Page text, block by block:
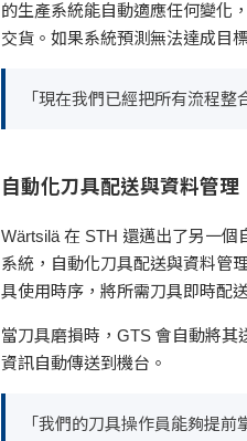
的生產系統能自動適應任何變化
交貨。如果系統預測無法達成目
「現在我們已經把所有流程
自動化刀具配送與資料管理
Wärtsilä 在 STH 還邁出了另一個
系統，自動化刀具配送與資料管
具使用時序，將所需刀具即時配
當刀具磨損時，GTS 會自動將其
資訊自動傳送到機台。
「我們的刀具操作員能夠提